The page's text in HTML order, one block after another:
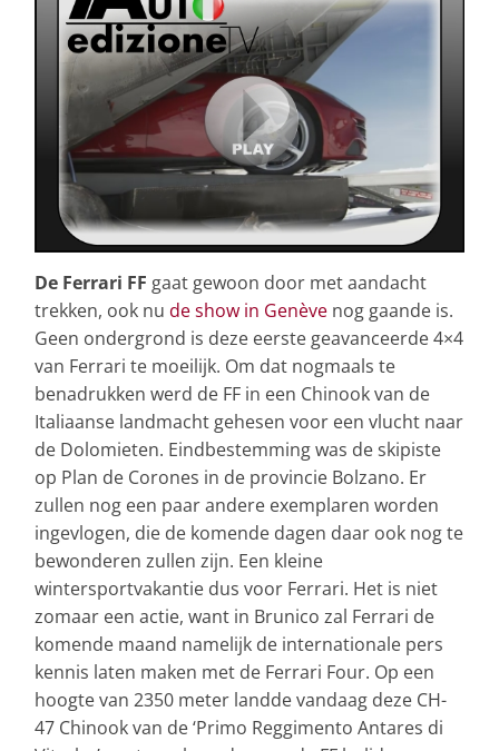
De Ferrari FF gaat gewoon door met aandacht
trekken, ook nu de show in Genève nog gaande is.
Geen ondergrond is deze eerste geavanceerde 4×4
van Ferrari te moeilijk. Om dat nogmaals te
benadrukken werd de FF in een Chinook van de
Italiaanse landmacht gehesen voor een vlucht naar
de Dolomieten. Eindbestemming was de skipiste
op Plan de Corones in de provincie Bolzano. Er
zullen nog een paar andere exemplaren worden
ingevlogen, die de komende dagen daar ook nog te
bewonderen zullen zijn. Een kleine
wintersportvakantie dus voor Ferrari. Het is niet
zomaar een actie, want in Brunico zal Ferrari de
komende maand namelijk de internationale pers
kennis laten maken met de Ferrari Four. Op een
hoogte van 2350 meter landde vandaag deze CH-
47 Chinook van de ‘Primo Reggimento Antares di